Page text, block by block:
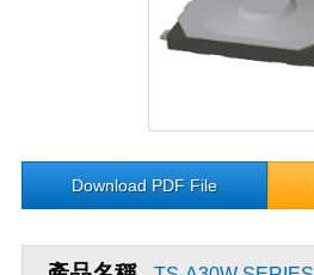
Download PDF File